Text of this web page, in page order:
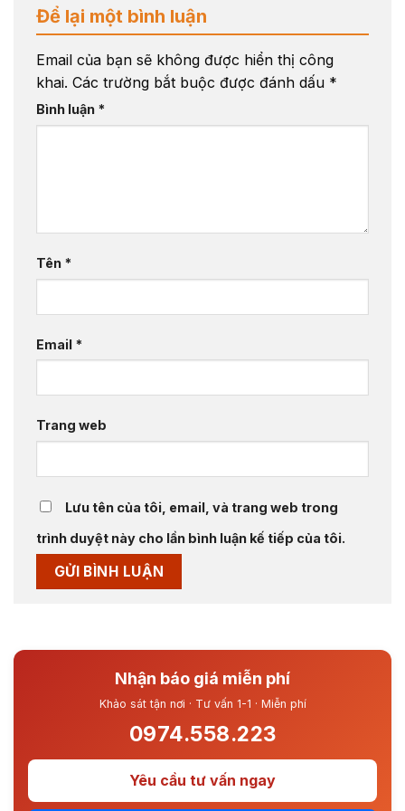
Để lại một bình luận
Email của bạn sẽ không được hiển thị công
khai. Các trường bắt buộc được đánh dấu *
Bình luận *
Tên *
Email *
Trang web
Lưu tên của tôi, email, và trang web trong
trình duyệt này cho lần bình luận kế tiếp của tôi.
Nhận báo giá miễn phí
Khảo sát tận nơi · Tư vấn 1-1 · Miễn phí
0974.558.223
Yêu cầu tư vấn ngay